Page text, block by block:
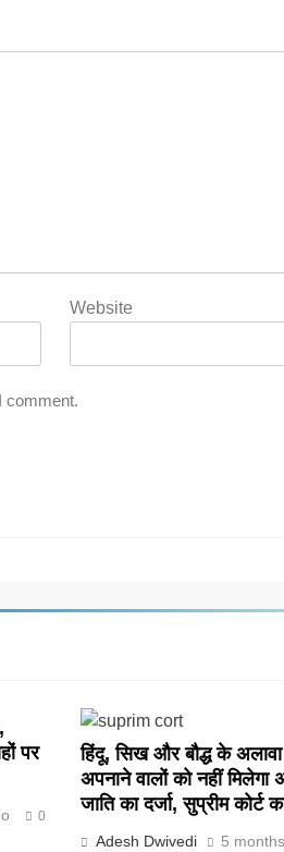
Website
comment.
पर
0
हिंदू, सिख और बौद्ध के
अपनाने वालों को नहीं मिलेगा
जाति का दर्जा, सुप्रीम कोर्ट
Adesh Dwivedi 5